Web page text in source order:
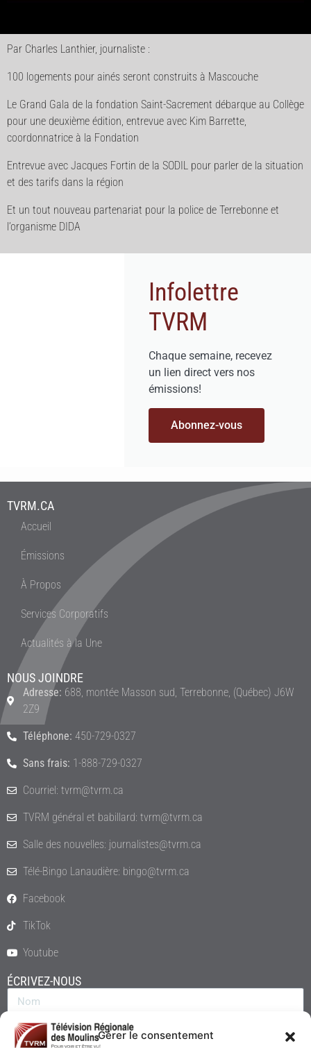
Gérer le consentement
Par Charles Lanthier, journaliste :
100 logements pour ainés seront construits à Mascouche
Le Grand Gala de la fondation Saint-Sacrement débarque au Collège
pour une deuxième édition, entrevue avec Kim Barrette,
coordonnatrice à la Fondation
Entrevue avec Jacques Fortin de la SODIL pour parler de la situation
et des tarifs dans la région
Et un tout nouveau partenariat pour la police de Terrebonne et
l’organisme DIDA
Infolettre
TVRM
Chaque semaine, recevez
un lien direct vers nos
émissions!
Abonnez-vous
TVRM.CA
Accueil
Émissions
À Propos
Services Corporatifs
Actualités à la Une
NOUS JOINDRE
Adresse: 688, montée Masson sud, Terrebonne, (Québec) J6W
2Z9
Téléphone: 450-729-0327
Sans frais: 1-888-729-0327
Courriel: tvrm@tvrm.ca
TVRM général et babillard: tvrm@tvrm.ca
Salle des nouvelles: journalistes@tvrm.ca
Télé-Bingo Lanaudière: bingo@tvrm.ca
Facebook
TikTok
Youtube
ÉCRIVEZ-NOUS